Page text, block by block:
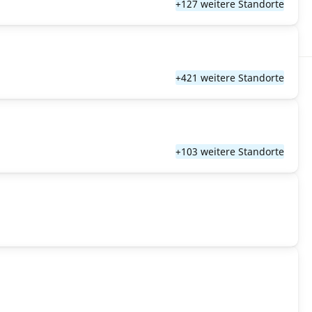
+127 weitere Standorte
+421 weitere Standorte
+103 weitere Standorte